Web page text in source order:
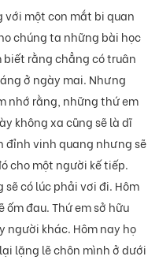
một con mắt bi quan
chúng ta những bài học
rằng chẳng có truân
ở ngày mai. Nhưng
nhớ rằng, những thứ em
không xa cũng sẽ là dĩ
đỉnh vinh quang nhưng sẽ
cho một người kế tiếp.
có lúc phải vơi đi. Hôm
ốm đau. Thứ em sở hữu
người khác. Hôm nay họ
lặng lẽ chôn mình ở dưới